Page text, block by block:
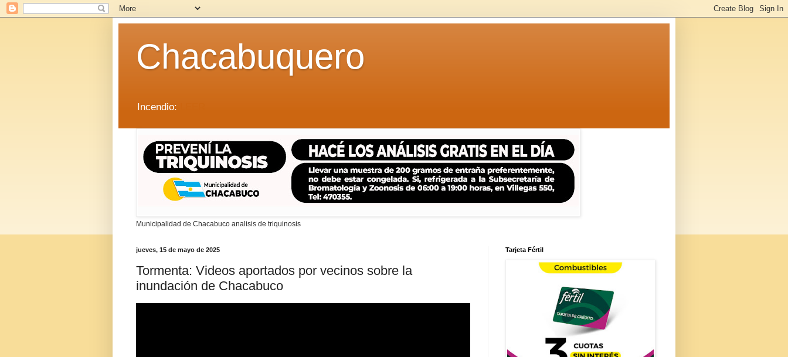
Chacabuquero
Incendio:
Municipalidad de Chacabuco analisis de triquinosis
jueves, 15 de mayo de 2025
Tormenta: Videos aportados por vecinos sobre la
inundación de Chacabuco
Tarjeta Fértil